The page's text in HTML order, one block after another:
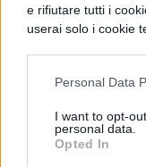
e rifiutare tutti i
userai solo i cookie
Personal Data
I want to opt-
personal data.
Opted In